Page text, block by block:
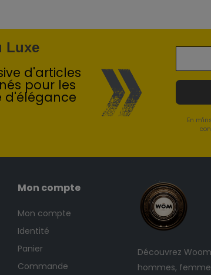
Luxe
d'articles
pour les
d'élégance
En
Mon compte
Mon compte
Identité
Panier
Commande
Découvrez
hommes,